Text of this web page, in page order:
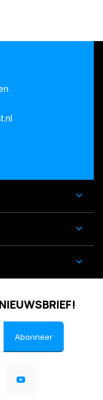
Abonneer